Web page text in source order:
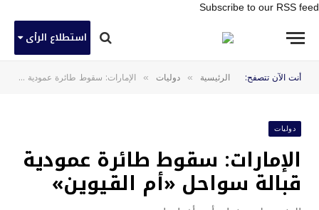
Subscribe to our RSS feed
استطلاع الرأى
أنت الآن تتصفح: الرئيسية » دوليات » الإمارات: سقوط طائرة عمودية قبالة سواحل «أم القيوين»
دوليات
الإمارات: سقوط طائرة عمودية
قبالة سواحل «أم القيوين»